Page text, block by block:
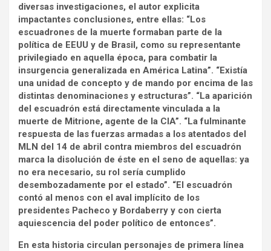
diversas investigaciones, el autor explicita
impactantes conclusiones, entre ellas: “Los
escuadrones de la muerte formaban parte de la
política de EEUU y de Brasil, como su representante
privilegiado en aquella época, para combatir la
insurgencia generalizada en América Latina”. “Existía
una unidad de concepto y de mando por encima de las
distintas denominaciones y estructuras”. “La aparición
del escuadrón está directamente vinculada a la
muerte de Mitrione, agente de la CIA”. “La fulminante
respuesta de las fuerzas armadas a los atentados del
MLN del 14 de abril contra miembros del escuadrón
marca la disolución de éste en el seno de aquellas: ya
no era necesario, su rol sería cumplido
desembozadamente por el estado”. “El escuadrón
contó al menos con el aval implícito de los
presidentes Pacheco y Bordaberry y con cierta
aquiescencia del poder político de entonces”.
En esta historia circulan personajes de primera línea